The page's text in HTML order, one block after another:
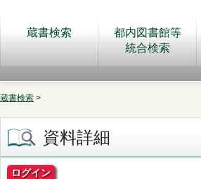
蔵書検索
都内図書館等
統合検索
蔵書検索 >
資料詳細
ログイン